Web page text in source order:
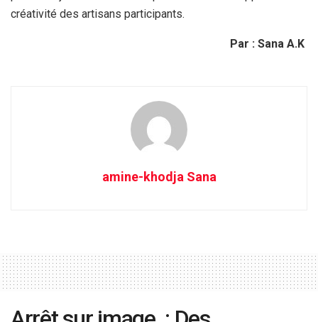
créativité des artisans participants.
Par : Sana A.K
amine-khodja Sana